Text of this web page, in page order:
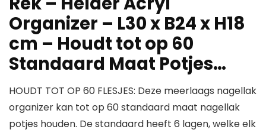
Organizer – L30 x B24 x H18
cm – Houdt tot op 60
Standaard Maat Potjes…
HOUDT TOT OP 60 FLESJES: Deze meerlaags nagellak
organizer kan tot op 60 standaard maat nagellak
potjes houden. De standaard heeft 6 lagen, welke elk